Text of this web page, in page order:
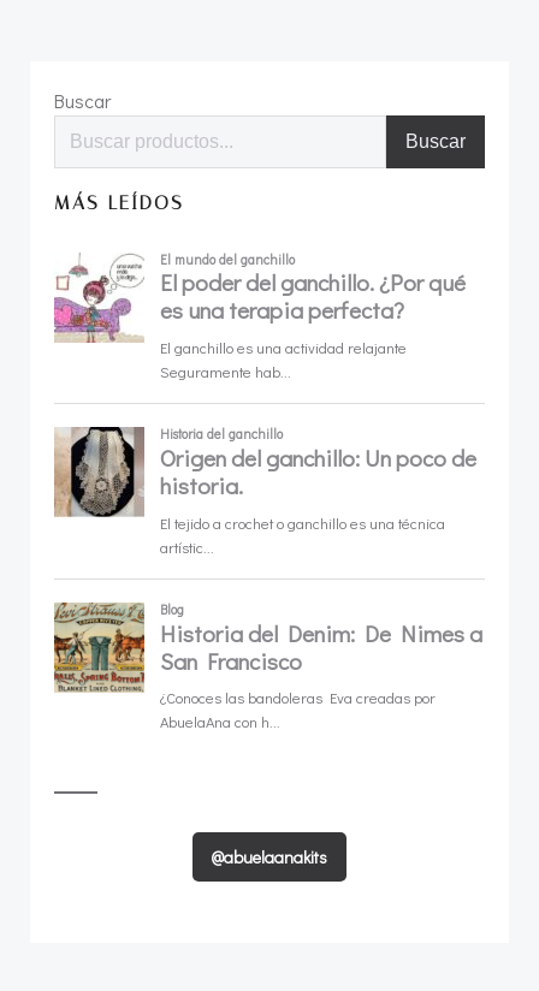
Buscar
Buscar
MÁS LEÍDOS
@abuelaanakits